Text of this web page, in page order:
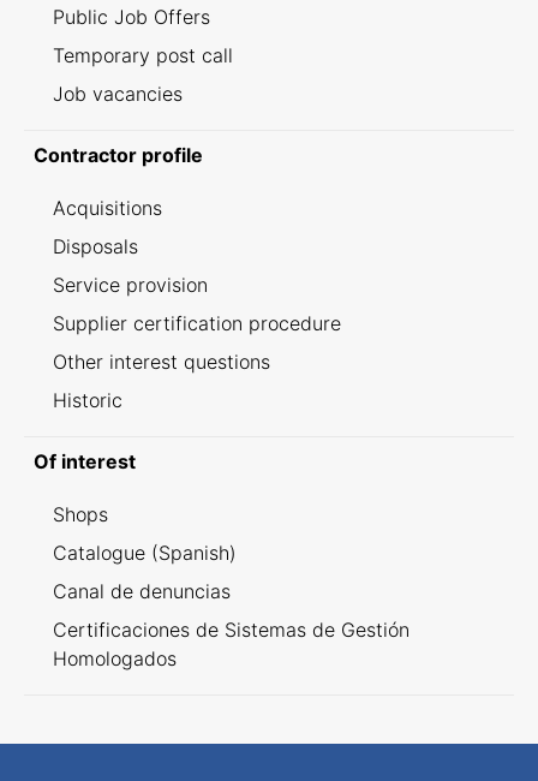
Public Job Offers
Temporary post call
Job vacancies
Contractor profile
Acquisitions
Disposals
Service provision
Supplier certification procedure
Other interest questions
Historic
Of interest
Shops
Catalogue (Spanish)
Canal de denuncias
Certificaciones de Sistemas de Gestión
Homologados